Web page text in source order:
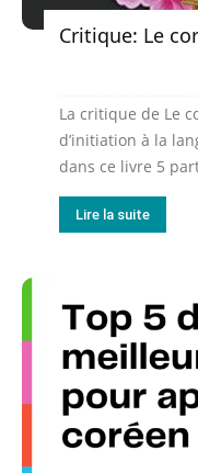
Critique: Le
La critique de Le
d’initiation à la
dans ce livre 5
Lire la suite